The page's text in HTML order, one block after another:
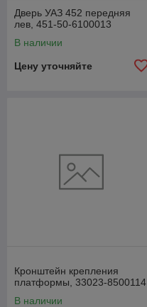
Дверь УАЗ 452 передняя
лев, 451-50-6100013
В наличии
Цену уточняйте
Кронштейн крепления
платформы, 33023-8500114
В наличии